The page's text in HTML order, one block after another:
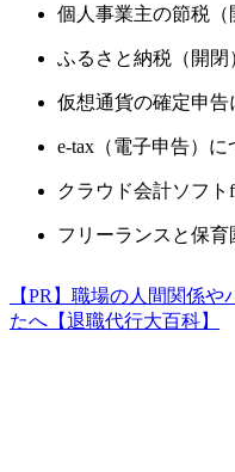
個人事業主の節税（
ふるさと納税（開閉
仮想通貨の確定申告
e-tax（電子申告）に
クラウド会計ソフト
フリーランスと保育
【PR】職場の人間関係
たへ【退職代行大百科】